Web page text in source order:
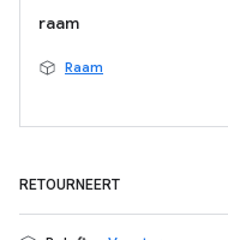
raam
Raam
RETOURNEERT